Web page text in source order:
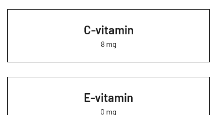
C-vitamin
8 mg
E-vitamin
0 mg